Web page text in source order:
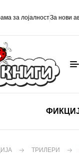
за лојалностЗа нови
ТРИЛЕРИ